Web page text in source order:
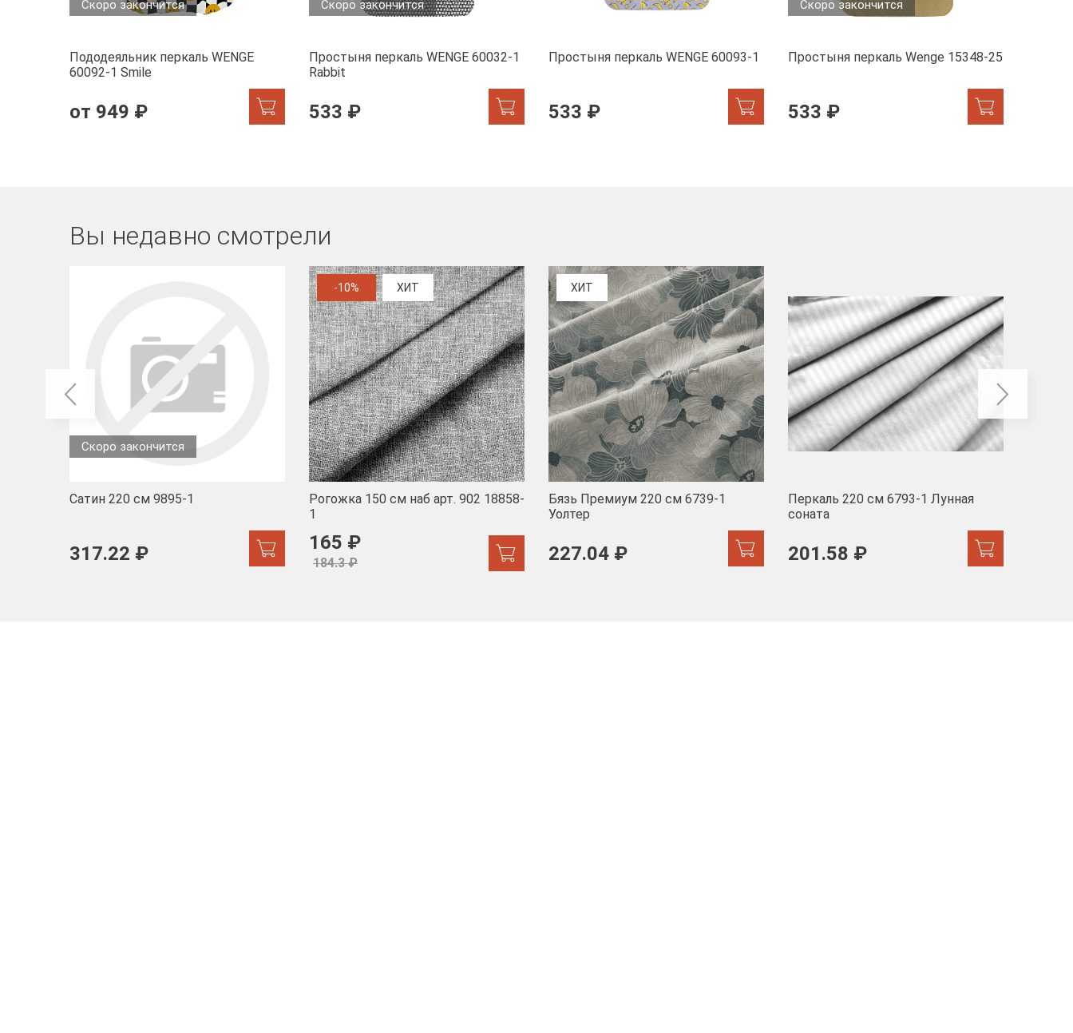
Скоро закончится
Пододеяльник перкаль WENGE
60092-1 Smile
от 949 ₽
Скоро закончится
Простыня перкаль WENGE 60032-1
Rabbit
533 ₽
Простыня перкаль WENGE 60093-1
533 ₽
Скоро закончится
Простыня перкаль Wenge 15348-25
533 ₽
Вы недавно смотрели
Скоро закончится
Сатин 220 см 9895-1
317.22 ₽
-10% ХИТ
Рогожка 150 см наб арт. 902 18858-
1
165 ₽
184.3 ₽
ХИТ
Бязь Премиум 220 см 6739-1
Уолтер
227.04 ₽
Перкаль 220 см 6793-1 Лунная
соната
201.58 ₽